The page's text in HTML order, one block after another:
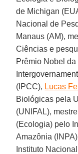
de Michigan
Nacional de
Manaus (AM),
Ciências e
Prêmio Nobel
(IPCC), Lucas
Biológicas pela
(UNIFAL),
(Ecologia) pelo
Amazônia
Instituto